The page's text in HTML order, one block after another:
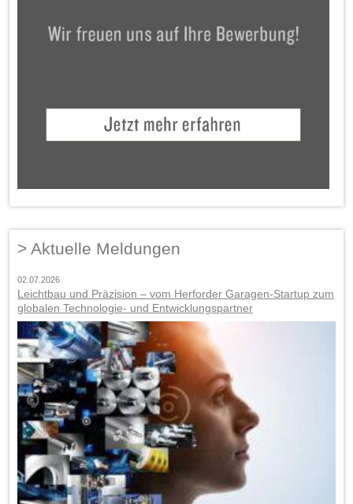
Aktuelle Meldungen
02.07.2026
Leichtbau und Präzision – vom Herforder Garagen-Startup zum
globalen Technologie- und Entwicklungspartner